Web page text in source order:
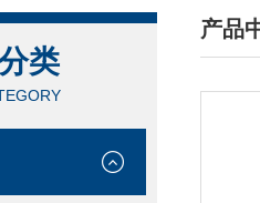
类
产品
/